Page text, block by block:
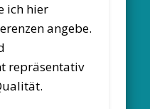
ich hier
angebe.
repräsentativ